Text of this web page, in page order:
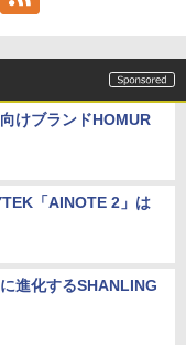
けブランドHOMUR
「AINOTE 2」は
進化するSHANLING